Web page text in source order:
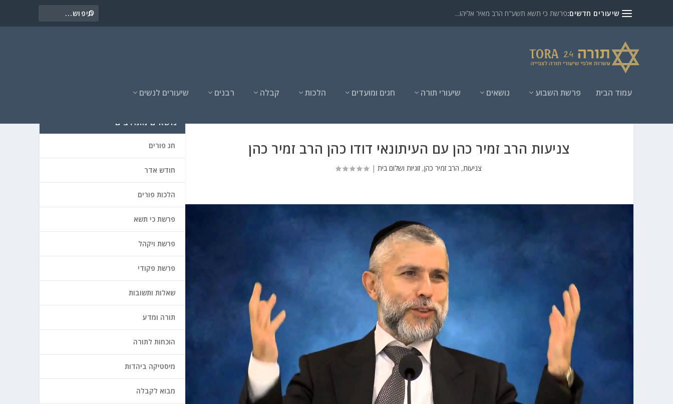
שיעורים חדשים:פרשת כי תשא תשע"ח הרב מאיר אליהו...
עמוד הבית פרשת השבוע נושאים שיעורי תורה חגים ומועדים הלכות קבלה רבנים שיעורים לנשים
צניעות הרב זמיר כהן עם העיתונאי דודו כהן הרב זמיר כהן
צניעות, הרב זמיר כהן, זוגיות ושלום בית|
נושאים מומלצים
חג פורים
חודש אדר
הלכות פורים
פרשת כי תשא
פרשת ויקהל
פרשת פקודי
שאלות ותשובות
תורה ומדע
הוכחות לתורה
מיסטיקה ביהדות
מבוא לקבלה